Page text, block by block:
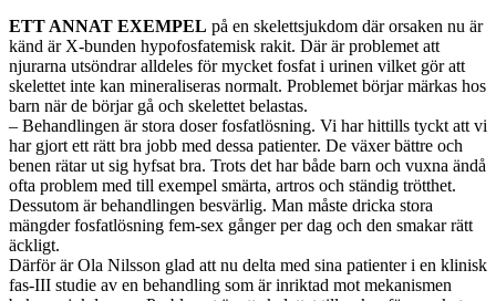
ETT ANNAT EXEMPEL på en skelettsjukdom där orsaken nu är
känd är X-bunden hypofosfatemisk rakit. Där är problemet att
njurarna utsöndrar alldeles för mycket fosfat i urinen vilket gör att
skelettet inte kan mineraliseras normalt. Problemet börjar märkas hos
barn när de börjar gå och skelettet belastas.
– Behandlingen är stora doser fosfatlösning. Vi har hittills tyckt att vi
har gjort ett rätt bra jobb med dessa patienter. De växer bättre och
benen rätar ut sig hyfsat bra. Trots det har både barn och vuxna ändå
ofta problem med till exempel smärta, artros och ständig trötthet.
Dessutom är behandlingen besvärlig. Man måste dricka stora
mängder fosfatlösning fem-sex gånger per dag och den smakar rätt
äckligt.
Därför är Ola Nilsson glad att nu delta med sina patienter i en klinisk
fas-III studie av en behandling som är inriktad mot mekanismen